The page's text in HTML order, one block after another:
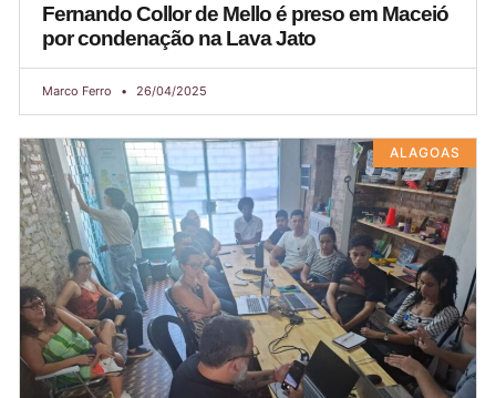
Fernando Collor de Mello é preso em Maceió
por condenação na Lava Jato
Marco Ferro 26/04/2025
ALAGOAS